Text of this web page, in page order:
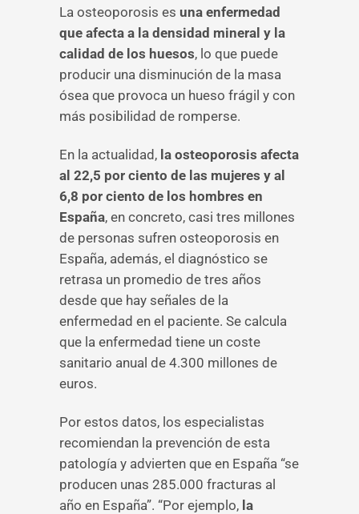
La osteoporosis es una enfermedad
que afecta a la densidad mineral y la
calidad de los huesos, lo que puede
producir una disminución de la masa
ósea que provoca un hueso frágil y con
más posibilidad de romperse.
En la actualidad, la osteoporosis afecta
al 22,5 por ciento de las mujeres y al
6,8 por ciento de los hombres en
España, en concreto, casi tres millones
de personas sufren osteoporosis en
España, además, el diagnóstico se
retrasa un promedio de tres años
desde que hay señales de la
enfermedad en el paciente. Se calcula
que la enfermedad tiene un coste
sanitario anual de 4.300 millones de
euros.
Por estos datos, los especialistas
recomiendan la prevención de esta
patología y advierten que en España “se
producen unas 285.000 fracturas al
año en España”. “Por ejemplo, la